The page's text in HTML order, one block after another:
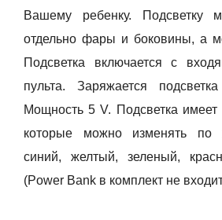
Вашему ребенку. Подсветку
отдельно фары и боковины, а
Подсветка включается с
пульта. Заряжается
Мощность 5 V. Подсветка имеет
которые можно изменять по
синий, желтый, зеленый,
(Power Bank в комплект не